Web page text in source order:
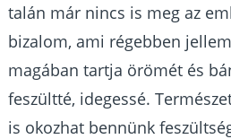
talán már nincs is meg az
bizalom, ami régebben
magában tartja örömét és
feszültté, idegessé.
is okozhat bennünk